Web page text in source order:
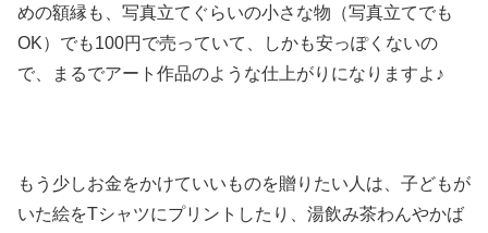
めの額縁も、写真立てぐらいの小さな物（写真立てでも
OK）でも100円で売っていて、しかも安っぽくないの
で、まるでアート作品のような仕上がりになりますよ♪
もう少しお金をかけていいものを贈りたい人は、子どもが
いた絵をTシャツにプリントしたり、湯飲み茶わんやかば